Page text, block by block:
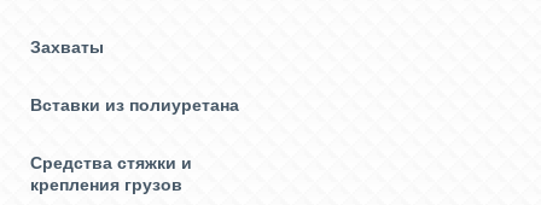
Захваты
Вставки из полиуретана
Средства стяжки и
крепления грузов